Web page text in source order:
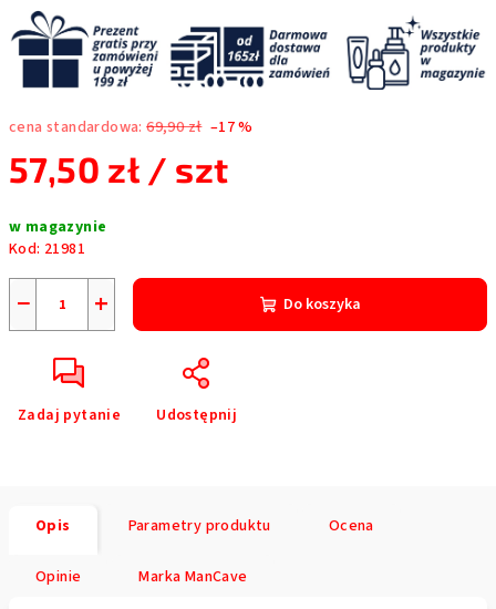
cena standardowa: 69,90 zł –17 %
57,50 zł / szt
jednostkowa:
w magazynie
Kod: 21981
+
− Do koszyka
Zadaj pytanie Udostępnij
Opis Parametry produktu Ocena
Opinie Marka ManCave